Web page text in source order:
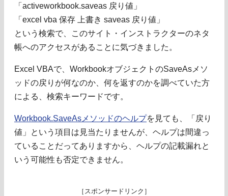
「activeworkbook.saveas 戻り値」
「excel vba 保存 上書き saveas 戻り値」
という検索で、このサイト・インストラクターのネタ
帳へのアクセスがあることに気づきました。
Excel VBAで、WorkbookオブジェクトのSaveAsメソ
ッドの戻りが何なのか、何を返すのかを調べていた方
による、検索キーワードです。
Workbook.SaveAsメソッドのヘルプを見ても、「戻り
値」という項目は見当たりませんが、ヘルプは間違っ
ていることだってありますから、ヘルプの記載漏れと
いう可能性も否定できません。
［スポンサードリンク］